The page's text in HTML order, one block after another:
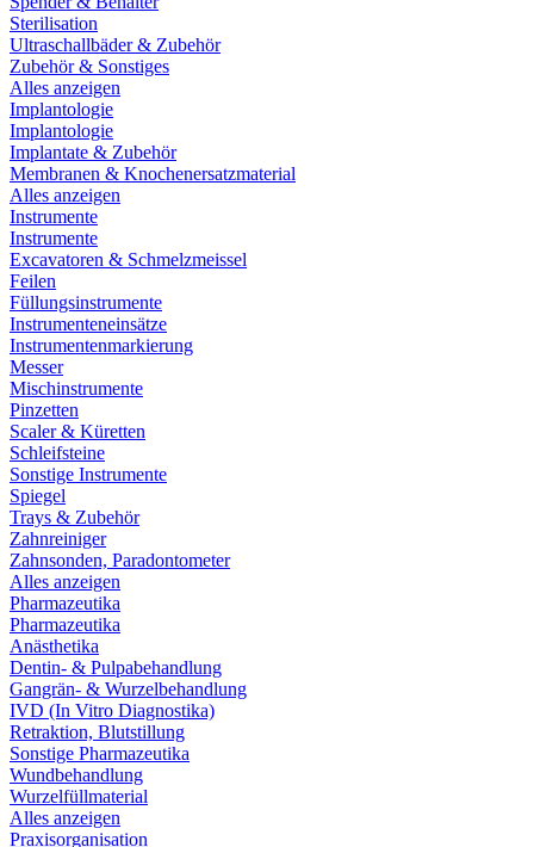
Sterilisation
Ultraschallbäder & Zubehör
Zubehör & Sonstiges
Alles anzeigen
Implantologie
Implantologie
Implantate & Zubehör
Membranen & Knochenersatzmaterial
Alles anzeigen
Instrumente
Instrumente
Excavatoren & Schmelzmeissel
Feilen
Füllungsinstrumente
Instrumenteneinsätze
Instrumentenmarkierung
Messer
Mischinstrumente
Pinzetten
Scaler & Küretten
Schleifsteine
Sonstige Instrumente
Spiegel
Trays & Zubehör
Zahnreiniger
Zahnsonden, Paradontometer
Alles anzeigen
Pharmazeutika
Pharmazeutika
Anästhetika
Dentin- & Pulpabehandlung
Gangrän- & Wurzelbehandlung
IVD (In Vitro Diagnostika)
Retraktion, Blutstillung
Sonstige Pharmazeutika
Wundbehandlung
Wurzelfüllmaterial
Alles anzeigen
Praxisorganisation